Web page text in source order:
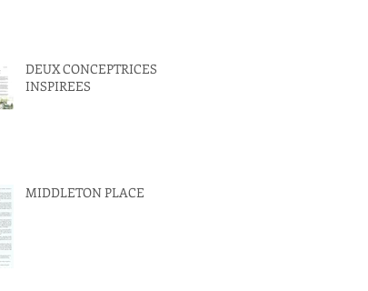
DEUX CONCEPTRICES
INSPIREES
MIDDLETON PLACE